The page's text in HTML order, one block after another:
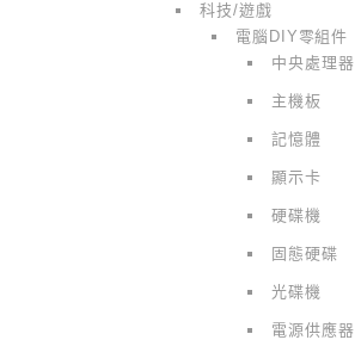
科技/遊戲
電腦DIY零組件
中央處理器
主機板
記憶體
顯示卡
硬碟機
固態硬碟
光碟機
電源供應器